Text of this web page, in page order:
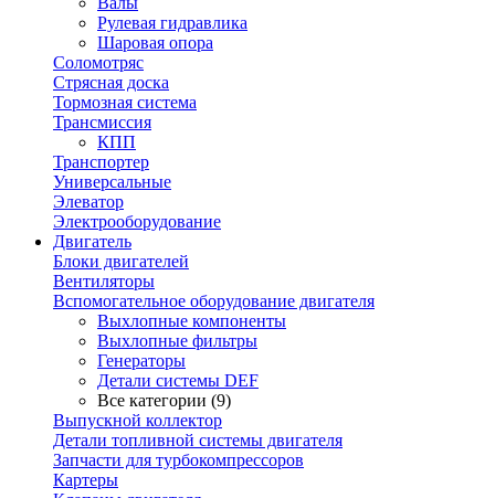
Рулевая гидравлика
Шаровая опора
Соломотряс
Стрясная доска
Тормозная система
Трансмиссия
КПП
Транспортер
Универсальные
Элеватор
Электрооборудование
Двигатель
Блоки двигателей
Вентиляторы
Вспомогательное оборудование двигателя
Выхлопные компоненты
Выхлопные фильтры
Генераторы
Детали системы DEF
Все категории (9)
Выпускной коллектор
Детали топливной системы двигателя
Запчасти для турбокомпрессоров
Картеры